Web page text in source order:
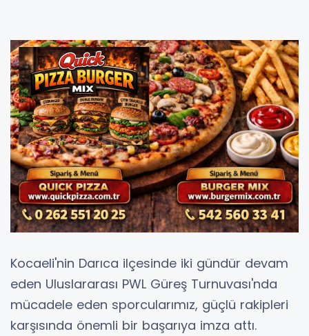
Kocaeli'nin Darıca ilçesinde iki gündür devam
eden Uluslararası PWL Güreş Turnuvası'nda
mücadele eden sporcularımız, güçlü rakipleri
karşısında önemli bir başarıya imza attı.